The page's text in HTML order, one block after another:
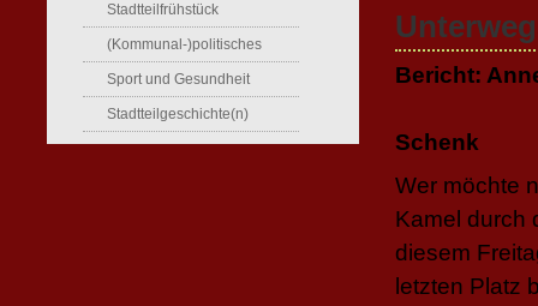
Bericht:
Schenk
Wer möchte
Kamel durch
diesem
letzten Platz
Stadtteilfrühstück
(Kommunal-)politisches
Sport und Gesundheit
Stadtteilgeschichte(n)